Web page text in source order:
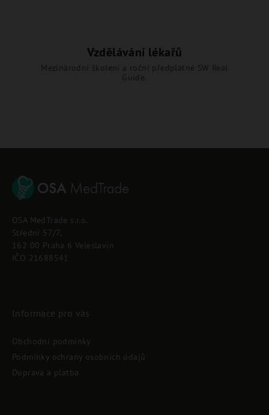
Vzdělávání lékařů
Mezinárodní školení a roční předplatné SW Real
Guide.
OSA MedTrade s.r.o.
Střední 57/7,
162 00 Praha 6 Veleslavín
IČO 21688541
Informace pro vás
Obchodní podmínky
Podmínky ochrany osobních údajů
Doprava a platba